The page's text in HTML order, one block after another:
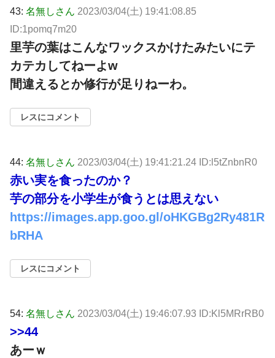
43: 名無しさん 2023/03/04(土) 19:41:08.85
ID:1pomq7m20
里芋の葉はこんなワックスかけたみたいにテ
カテカしてねーよw
間違えるとか修行が足りねーわ。
レスにコメント
44: 名無しさん 2023/03/04(土) 19:41:21.24 ID:l5tZnbnR0
赤い実を食ったのか？
芋の部分を小学生が食うとは思えない
https://images.app.goo.gl/oHKGBg2Ry481R
bRHA
レスにコメント
54: 名無しさん 2023/03/04(土) 19:46:07.93 ID:Kl5MRrRB0
>>44
あーｗ